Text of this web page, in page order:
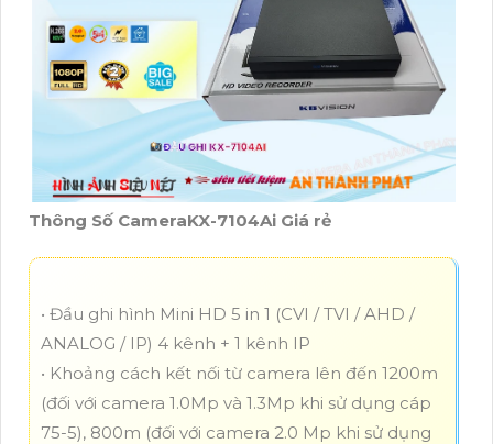
Thông Số CameraKX-7104Ai Giá rẻ
• Đầu ghi hình Mini HD 5 in 1 (CVI / TVI / AHD /
ANALOG / IP) 4 kênh + 1 kênh IP
• Khoảng cách kết nối từ camera lên đến 1200m
(đối với camera 1.0Mp và 1.3Mp khi sử dụng cáp
75-5), 800m (đối với camera 2.0 Mp khi sử dụng